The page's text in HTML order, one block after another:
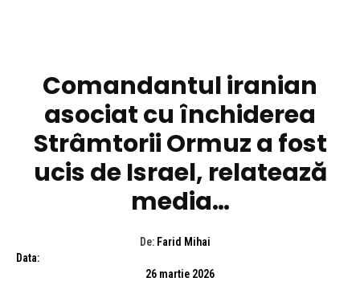
Comandantul iranian
asociat cu închiderea
Strâmtorii Ormuz a fost
ucis de Israel, relatează
media…
De: Farid Mihai
Data:
26 martie 2026